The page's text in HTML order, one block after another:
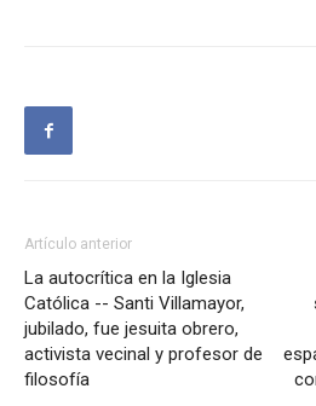
Artículo anterior
La autocrítica en la Iglesia
Católica -- Santi Villamayor,
jubilado, fue jesuita obrero,
activista vecinal y profesor de
filosofía